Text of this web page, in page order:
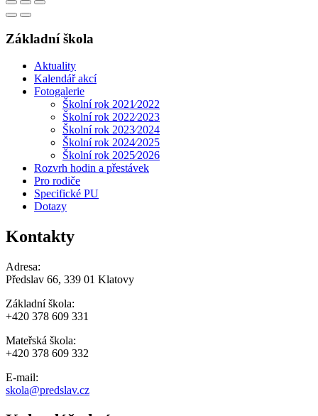
Základní škola
Aktuality
Kalendář akcí
Fotogalerie
Školní rok 2021⁄2022
Školní rok 2022⁄2023
Školní rok 2023⁄2024
Školní rok 2024⁄2025
Školní rok 2025⁄2026
Rozvrh hodin a přestávek
Pro rodiče
Specifické PU
Dotazy
Kontakty
Adresa:
Předslav 66, 339 01 Klatovy
Základní škola:
+420 378 609 331
Mateřská škola:
+420 378 609 332
E-mail:
skola@predslav.cz